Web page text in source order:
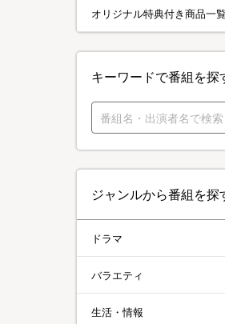
オリジナル特典付き商品一
キーワードで番組を探
ジャンルから番組を探
ドラマ
バラエティ
生活・情報